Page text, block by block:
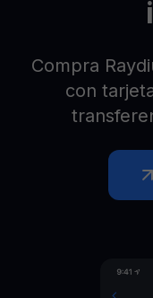
Compra
con